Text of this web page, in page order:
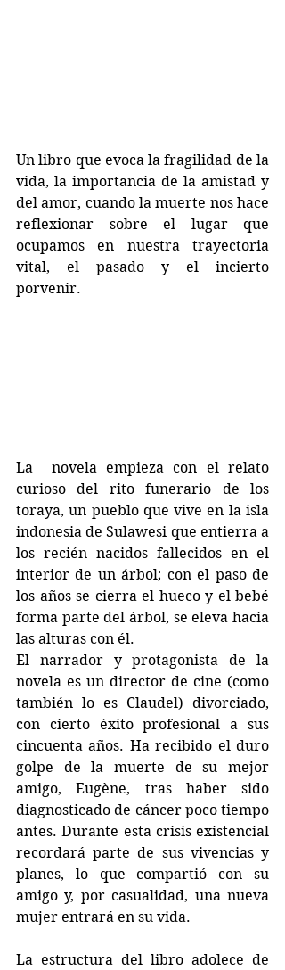
Un libro que evoca la fragilidad de la
vida, la importancia de la amistad y
del amor, cuando la muerte nos hace
reflexionar sobre el lugar que
ocupamos en nuestra trayectoria
vital, el pasado y el incierto
porvenir.
La  novela empieza con el relato
curioso del rito funerario de los
toraya, un pueblo que vive en la isla
indonesia de Sulawesi que entierra a
los recién nacidos fallecidos en el
interior de un árbol; con el paso de
los años se cierra el hueco y el bebé
forma parte del árbol, se eleva hacia
las alturas con él.
El narrador y protagonista de la
novela es un director de cine (como
también lo es Claudel) divorciado,
con cierto éxito profesional a sus
cincuenta años. Ha recibido el duro
golpe de la muerte de su mejor
amigo, Eugène, tras haber sido
diagnosticado de cáncer poco tiempo
antes. Durante esta crisis existencial
recordará parte de sus vivencias y
planes, lo que compartió con su
amigo y, por casualidad, una nueva
mujer entrará en su vida.
La estructura del libro adolece de